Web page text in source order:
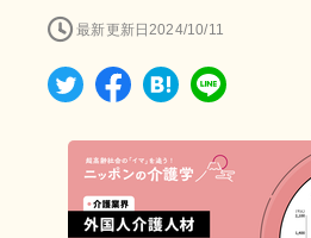
最新更新日2024/10/11